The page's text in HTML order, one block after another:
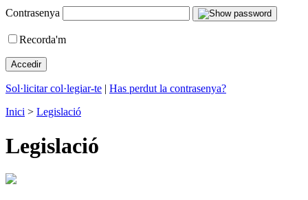
Contrasenya
Recorda'm
Sol·licitar col·legiar-te | Has perdut la contrasenya?
Inici > Legislació
Legislació